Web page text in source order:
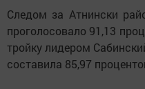
Следом за Атнински
проголосовало 91,13
тройку лидером
составила 85,97